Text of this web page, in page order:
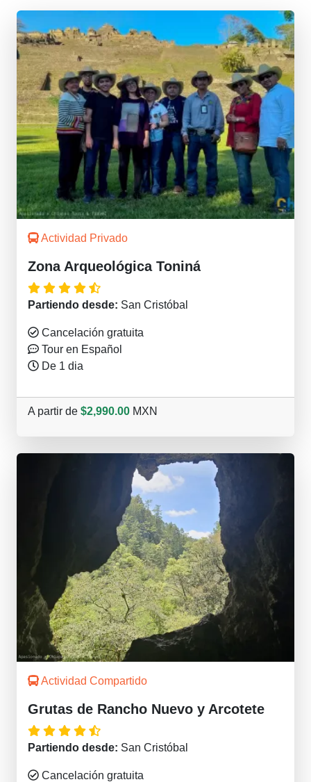
Actividad Privado
Zona Arqueológica Toniná
Partiendo desde: San Cristóbal
Cancelación gratuita
Tour en Español
De 1 dia
A partir de $2,990.00 MXN
Actividad Compartido
Grutas de Rancho Nuevo y Arcotete
Partiendo desde: San Cristóbal
Cancelación gratuita